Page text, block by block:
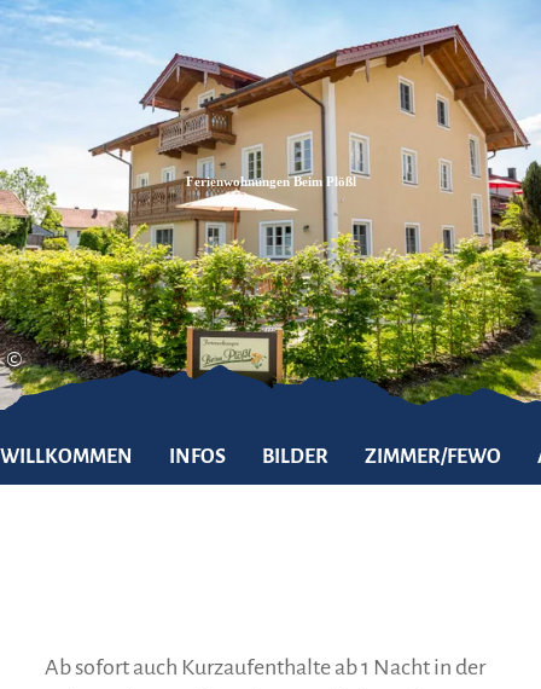
Zum
Inhalt
Zur
Suche
Zum
Footer
©
Ferienwohnungen Beim Plößl
WILLKOMMEN INFOS BILDER ZIMMER/FEWO
Ab sofort auch Kurzaufenthalte ab 1 Nacht in der